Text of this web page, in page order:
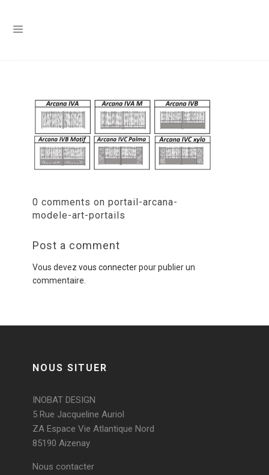
0 comments on portail-arcana-
modele-art-portails
Post a comment
Vous devez vous connecterpour publier un
commentaire.
NOUS SITUER
INOBAT DESIGN
5 Rue Jacqueline Auriol
ZA Espace Vie Atlantique Nord
85190 Aizenay
Nous contacter